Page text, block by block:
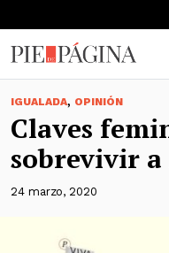
IGUALADA, OPINIÓN
Claves
sobrevivir
24 marzo, 2020